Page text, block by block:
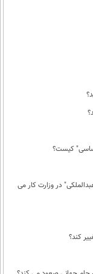
اساسی" کیست؟
در وزارت کار می
کند؟